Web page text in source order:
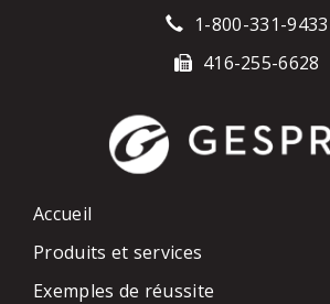
1-800-331-9433
416-255-6628
Accueil
Produits et services
Exemples de réussite